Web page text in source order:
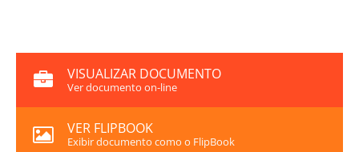
VISUALIZAR DOCUMENTO
Ver documento on-line
VER FLIPBOOK
Exibir documento como o FlipBook